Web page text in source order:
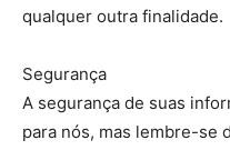
qualquer outra finalidade.
Segurança
A segurança de suas
para nós, mas lembre-se